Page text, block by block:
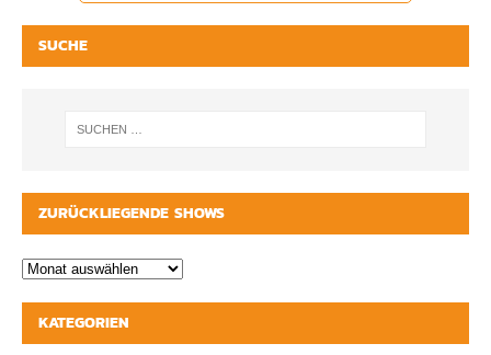
SUCHE
ZURÜCKLIEGENDE SHOWS
KATEGORIEN